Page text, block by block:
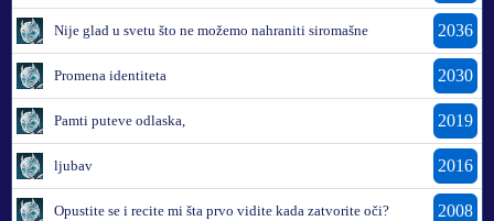
Nije glad u svetu što ne možemo nahraniti siromašne 2036
Promena identiteta 2030
Pamti puteve odlaska, 2019
ljubav 2016
Opustite se i recite mi šta prvo vidite kada zatvorite oči? 2008